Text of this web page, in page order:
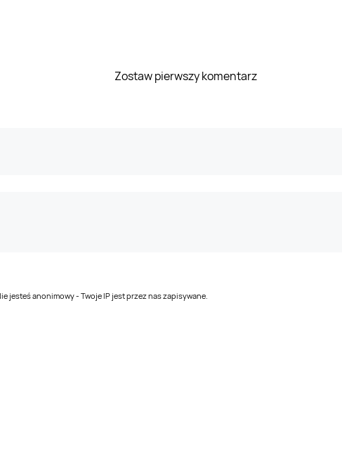
Zostaw pierwszy komentarz
jesteś anonimowy - Twoje IP jest przez nas zapisywane.